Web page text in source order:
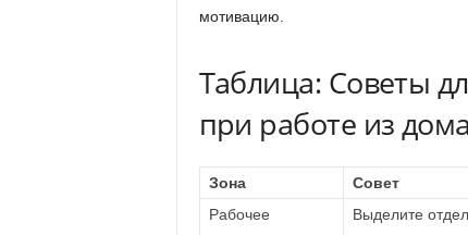
мотивацию.
Таблица: Советы
при работе из дома
Зона Совет
Рабочее
Выделите